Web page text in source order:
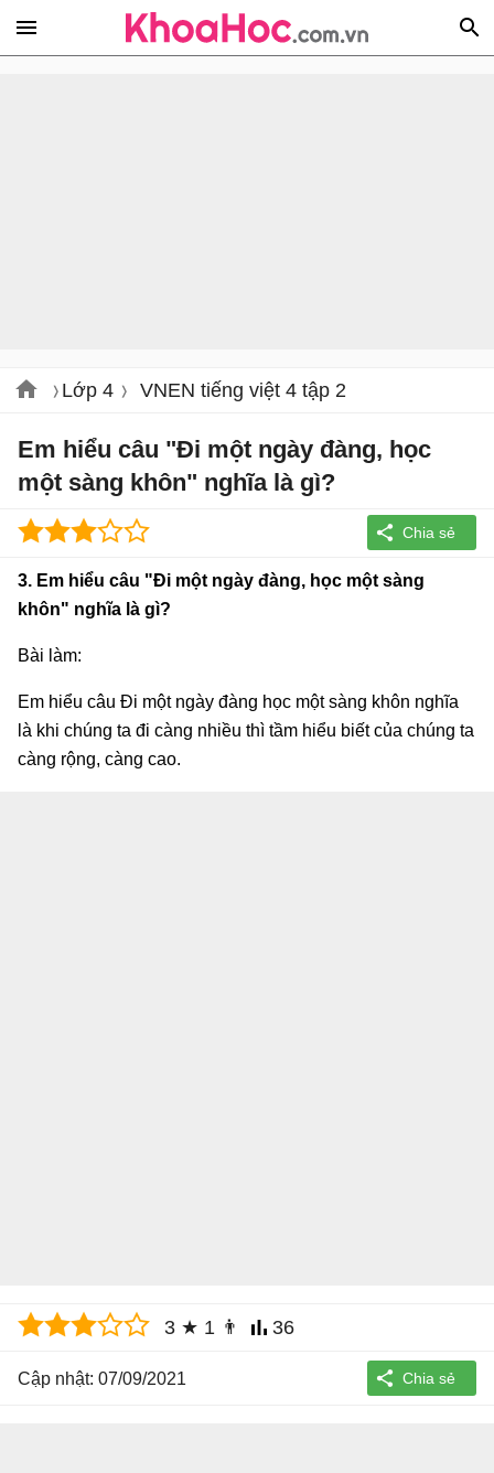
Lớp 4 VNEN tiếng việt 4 tập 2
Em hiểu câu "Đi một ngày đàng, học
một sàng khôn" nghĩa là gì?
3. Em hiểu câu "Đi một ngày đàng, học một sàng
khôn" nghĩa là gì?
Bài làm:
Em hiểu câu Đi một ngày đàng học một sàng khôn nghĩa
là khi chúng ta đi càng nhiều thì tầm hiểu biết của chúng ta
càng rộng, càng cao.
3 ★ 1 👨 36
Cập nhật: 07/09/2021